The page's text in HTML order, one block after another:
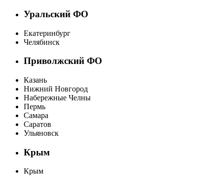
Уральский ФО
Екатеринбург
Челябинск
Приволжский ФО
Казань
Нижний Новгород
Набережные Челны
Пермь
Самара
Саратов
Ульяновск
Крым
Крым